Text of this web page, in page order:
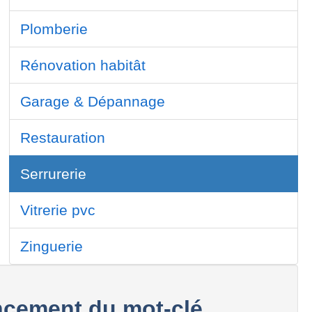
Plomberie
Rénovation habitât
Garage & Dépannage
Restauration
Serrurerie
Vitrerie pvc
Zinguerie